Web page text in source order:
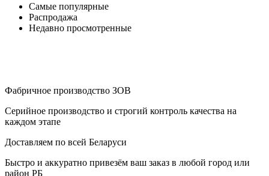
Самые популярные
Распродажа
Недавно просмотренные
Фабричное производство ЗОВ
Серийное производство и строгий контроль качества на
каждом этапе
Доставляем по всей Беларуси
Быстро и аккуратно привезём ваш заказ в любой город или
район РБ